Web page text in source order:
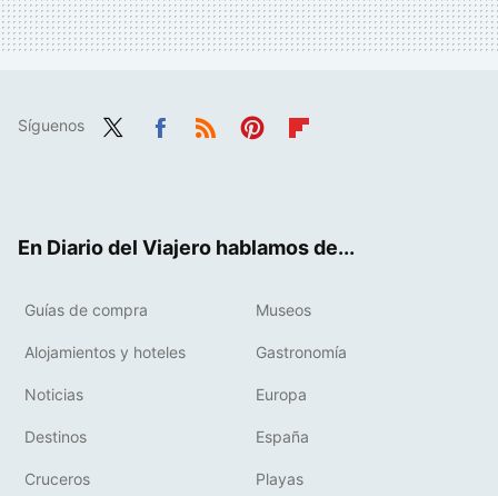
Síguenos
En Diario del Viajero hablamos de...
Guías de compra Museos
Alojamientos y hoteles Gastronomía
Noticias Europa
Destinos España
Cruceros Playas